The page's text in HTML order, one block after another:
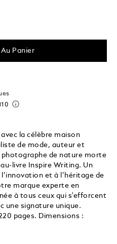
Panier
la célèbre maison
de mode, auteur et
photographe de nature morte
livre Inspire Writing. Un
et à l’héritage de
marque experte en
à tous ceux qui s'efforcent
une signature unique.
pages. Dimensions :